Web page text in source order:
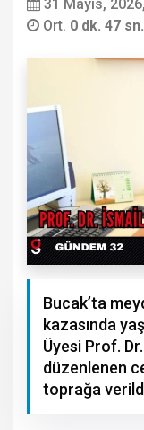
31 Mayıs,
Ort. 0 dk. 47 sn.
Bucak’ta
kazasında
Üyesi Prof.
düzenlenen
toprağa